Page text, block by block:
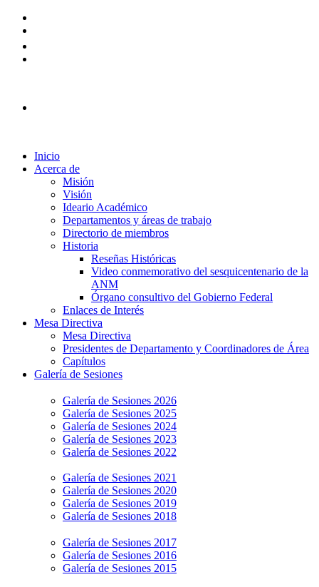
Inicio
Acerca de
Misión
Visión
Ideario Académico
Departamentos y áreas de trabajo
Directorio de miembros
Historia
Reseñas Históricas
Video conmemorativo del sesquicentenario de la
ANM
Órgano consultivo del Gobierno Federal
Enlaces de Interés
Mesa Directiva
Mesa Directiva
Presidentes de Departamento y Coordinadores de Área
Capítulos
Galería de Sesiones
Galería de Sesiones 2026
Galería de Sesiones 2025
Galería de Sesiones 2024
Galería de Sesiones 2023
Galería de Sesiones 2022
Galería de Sesiones 2021
Galería de Sesiones 2020
Galería de Sesiones 2019
Galería de Sesiones 2018
Galería de Sesiones 2017
Galería de Sesiones 2016
Galería de Sesiones 2015